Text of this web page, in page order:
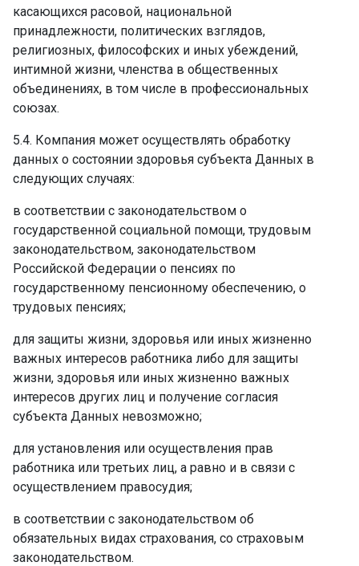
касающихся расовой, национальной
принадлежности, политических взглядов,
религиозных, философских и иных убеждений,
интимной жизни, членства в общественных
объединениях, в том числе в профессиональных
союзах.
5.4. Компания может осуществлять обработку
данных о состоянии здоровья субъекта Данных в
следующих случаях:
в соответствии с законодательством о
государственной социальной помощи, трудовым
законодательством, законодательством
Российской Федерации о пенсиях по
государственному пенсионному обеспечению, о
трудовых пенсиях;
для защиты жизни, здоровья или иных жизненно
важных интересов работника либо для защиты
жизни, здоровья или иных жизненно важных
интересов других лиц и получение согласия
субъекта Данных невозможно;
для установления или осуществления прав
работника или третьих лиц, а равно и в связи с
осуществлением правосудия;
в соответствии с законодательством об
обязательных видах страхования, со страховым
законодательством.